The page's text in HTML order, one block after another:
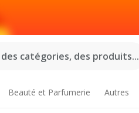
catégories, des produits...
Beauté et Parfumerie Autres